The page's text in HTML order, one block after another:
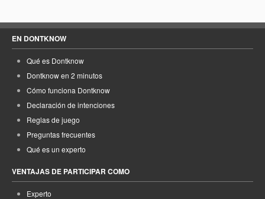
EN DONTKNOW
Qué es Dontknow
Dontknow en 2 minutos
Cómo funciona Dontknow
Declaración de intenciones
Reglas de juego
Preguntas frecuentes
Qué es un experto
VENTAJAS DE PARTICIPAR COMO
Experto